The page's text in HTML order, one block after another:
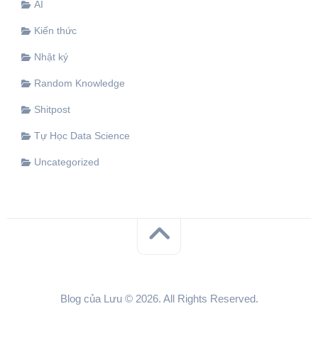
AI
Kiến thức
Nhật ký
Random Knowledge
Shitpost
Tự Học Data Science
Uncategorized
Blog của Lưu © 2026. All Rights Reserved.